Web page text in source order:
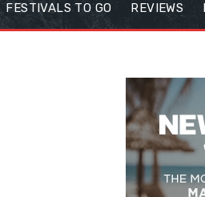
FESTIVALS TO GO REVIEWS